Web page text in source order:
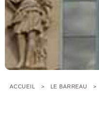
ACCUEIL LE BARREAU